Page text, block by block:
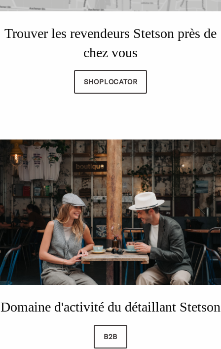
Trouver les revendeurs Stetson près de
chez vous
SHOPLOCATOR
Domaine d'activité du détaillant Stetson
B2B